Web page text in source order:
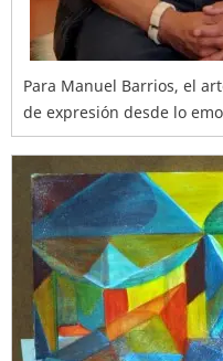
Para Manuel Barrios, el
de expresión desde lo